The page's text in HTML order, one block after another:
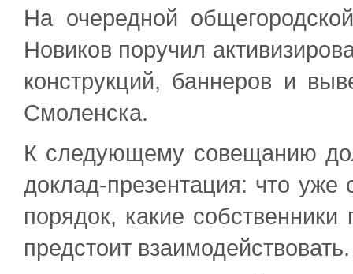
На очередной
Новиков поручил
конструкций, баннеров и
Смоленска.
К следующему совещанию
доклад-презентация: что
порядок, какие
предстоит взаимодействовать.